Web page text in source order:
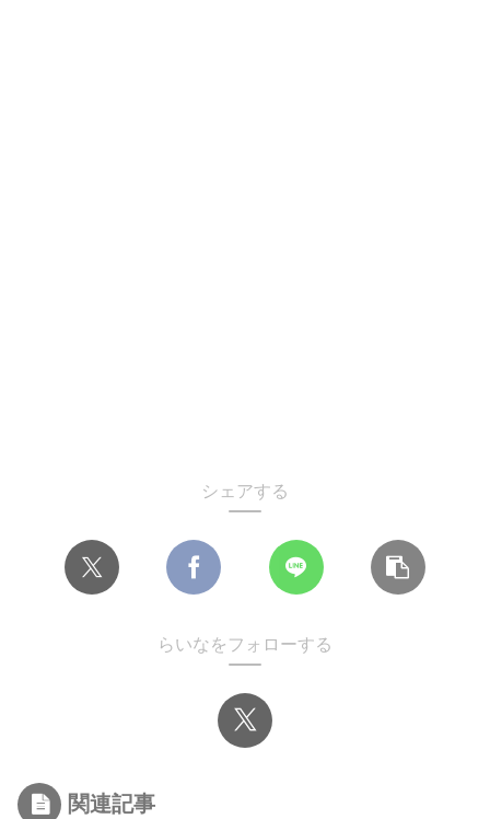
シェアする
らいなをフォローする
関連記事